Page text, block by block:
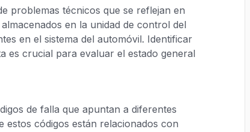
problemas técnicos que se reflejan en
en la unidad de control del
en el sistema del automóvil. Identificar
es crucial para evaluar el estado general
de falla que apuntan a diferentes
estos códigos están relacionados con